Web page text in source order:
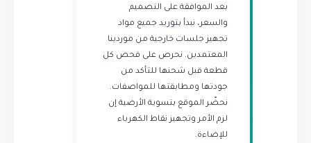
بعد الموافقة على التصميم
والسعر، نبدأ بتوريد جميع مواد
تجهيز جلسات خارجية من موردينا
المعتمدين. نحرص على فحص كل
قطعة قبل شحنها للتأكد من
جودتها ومطابقتها للمواصفات.
نحضّر الموقع بتسوية الأرضية إن
لزم الأمر وتجهيز نقاط الكهرباء
للإضاءة.